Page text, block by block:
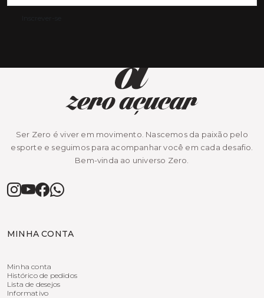
Ser Zero é viver em movimento. Nascemos da paixão pelo
esporte e seguimos para acompanhar você em cada desafio.
Bem-vinda ao universo Zero.
MINHA CONTA
Minha conta
Histórico de pedidos
Lista de desejos
Informativo